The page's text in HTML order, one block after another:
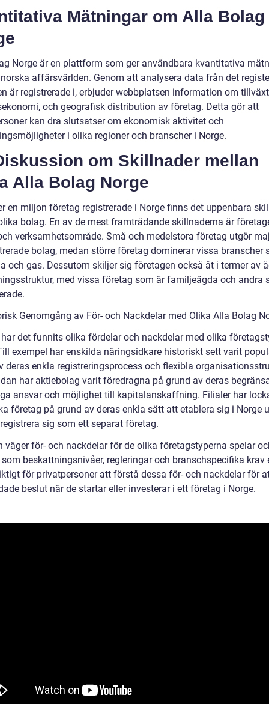
Mätningar om Alla Bolag
Norge är en plattform som ger användbara kvantitativa
affärsvärlden. Genom att analysera data från det
är registrerade i, erbjuder webbplatsen information om
och geografisk distribution av företag. Detta gör att
kan dra slutsatser om ekonomisk aktivitet och
i olika regioner och branscher i Norge.
om Skillnader mellan
Alla Bolag Norge
en miljon företag registrerade i Norge finns det uppenbara
bolag. En av de mest framträdande skillnaderna är
verksamhetsområde. Små och medelstora företag utgör
bolag, medan större företag dominerar vissa branscher
och gas. Dessutom skiljer sig företagen också åt i termer av
med vissa företag som är familjeägda och andra
Genomgång av För- och Nackdelar med Olika Alla Bolag
har det funnits olika fördelar och nackdelar med olika
exempel har enskilda näringsidkare historiskt sett varit
deras enkla registreringsprocess och flexibla
har aktiebolag varit föredragna på grund av deras
ansvar och möjlighet till kapitalanskaffning. Filialer har
företag på grund av deras enkla sätt att etablera sig i Norge
sig som ett separat företag.
väger för- och nackdelar för de olika företagstyperna spelar
beskattningsnivåer, regleringar och branschspecifika krav
för privatpersoner att förstå dessa för- och nackdelar för
beslut när de startar eller investerar i ett företag i Norge.